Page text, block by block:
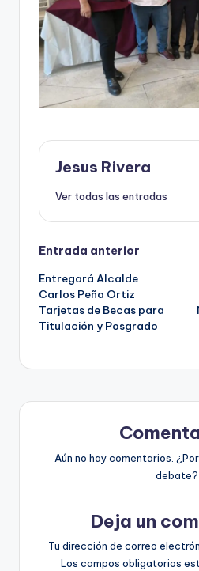
Jesus Rivera
Ver todas las entradas
Navegación
de
entradas
Entrada anterior
Entregará Alcalde
Carlos Peña Ortiz
Tarjetas de Becas para
Titulación y Posgrado
Aún no hay comentarios.
debate?
Deja un
Tu dirección de correo
Los campos obligatorios